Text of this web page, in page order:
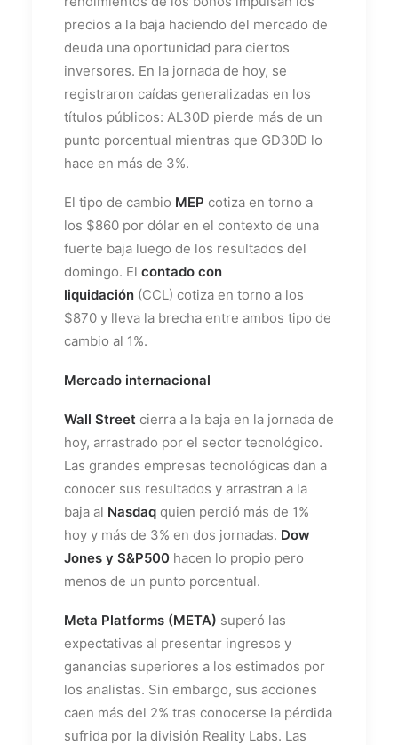
precios a la baja haciendo del mercado de
deuda una oportunidad para ciertos
inversores. En la jornada de hoy, se
registraron caídas generalizadas en los
títulos públicos: AL30D pierde más de un
punto porcentual mientras que GD30D lo
hace en más de 3%.
El tipo de cambio MEP cotiza en torno a
los $860 por dólar en el contexto de una
fuerte baja luego de los resultados del
domingo. El contado con
liquidación (CCL) cotiza en torno a los
$870 y lleva la brecha entre ambos tipo de
cambio al 1%.
Mercado internacional
Wall Street cierra a la baja en la jornada de
hoy, arrastrado por el sector tecnológico.
Las grandes empresas tecnológicas dan a
conocer sus resultados y arrastran a la
baja al Nasdaq quien perdió más de 1%
hoy y más de 3% en dos jornadas. Dow
Jones y S&P500 hacen lo propio pero
menos de un punto porcentual.
Meta Platforms (META) superó las
expectativas al presentar ingresos y
ganancias superiores a los estimados por
los analistas. Sin embargo, sus acciones
caen más del 2% tras conocerse la pérdida
sufrida por la división Reality Labs. Las